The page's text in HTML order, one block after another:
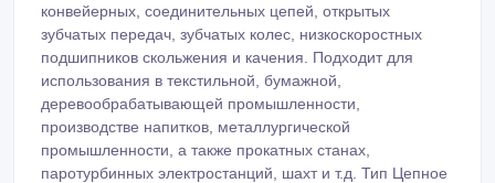
конвейерных, соединительных цепей, открытых
зубчатых передач, зубчатых колес, низкоскоростных
подшипников скольжения и качения. Подходит для
использования в текстильной, бумажной,
деревообрабатывающей промышленности,
производстве напитков, металлургической
промышленности, а также прокатных станах,
паротурбинных электростанций, шахт и т.д. Тип Цепное